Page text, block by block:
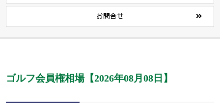
お問合せ
ゴルフ会員権相場【2026年08月08日】